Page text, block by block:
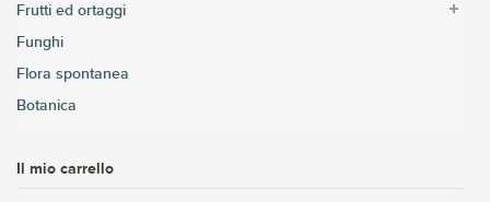
Frutti ed ortaggi
Funghi
Flora spontanea
Botanica
Il mio carrello